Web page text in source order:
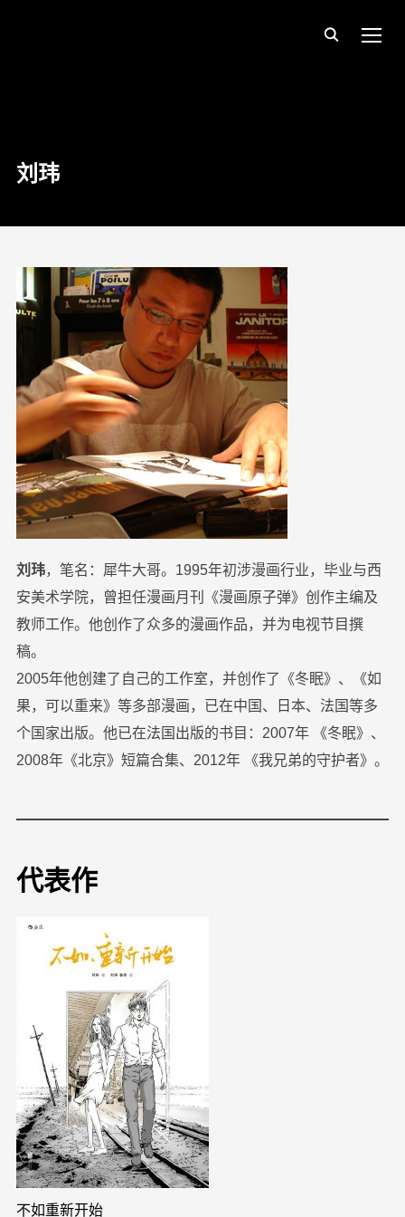
刘玮
刘玮，笔名：犀牛大哥。1995年初涉漫画行业，毕业与西
安美术学院，曾担任漫画月刊《漫画原子弹》创作主编及
教师工作。他创作了众多的漫画作品，并为电视节目撰
稿。
2005年他创建了自己的工作室，并创作了《冬眠》、《如
果，可以重来》等多部漫画，已在中国、日本、法国等多
个国家出版。他已在法国出版的书目：2007年 《冬眠》、
2008年《北京》短篇合集、2012年 《我兄弟的守护者》。
代表作
不如重新开始